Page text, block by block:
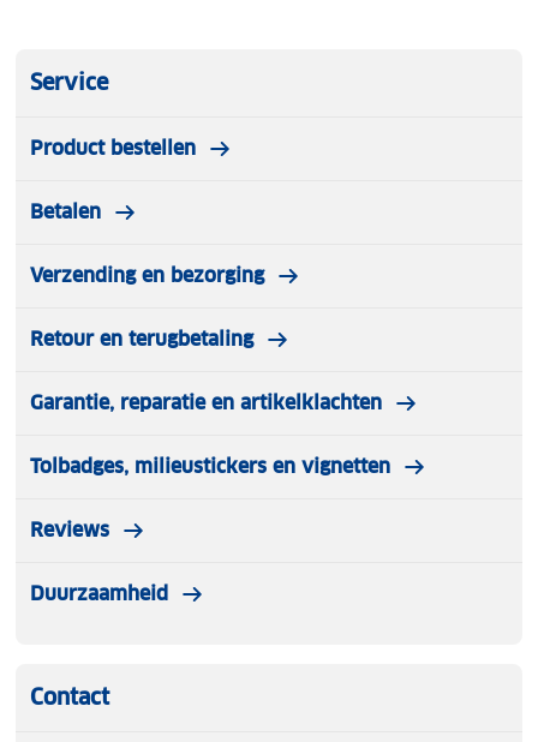
Service
Product bestellen
Betalen
Verzending en bezorging
Retour en terugbetaling
Garantie, reparatie en artikelklachten
Tolbadges, milieustickers en vignetten
Reviews
Duurzaamheid
Contact